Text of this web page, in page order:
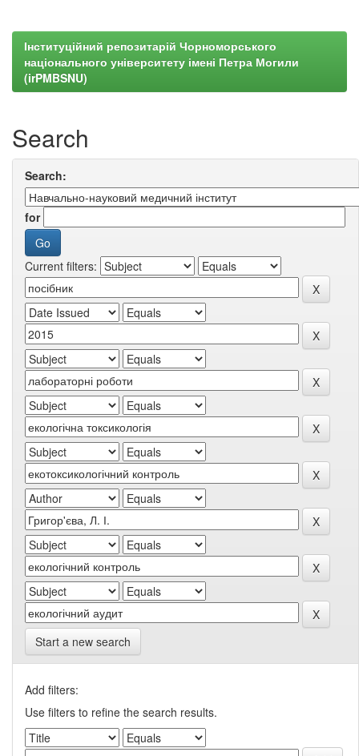
Інституційний репозитарій Чорноморського
національного університету імені Петра Могили
(irPMBSNU)
Search
Search:
for
Current filters:
Start a new search
Add filters:
Use filters to refine the search results.